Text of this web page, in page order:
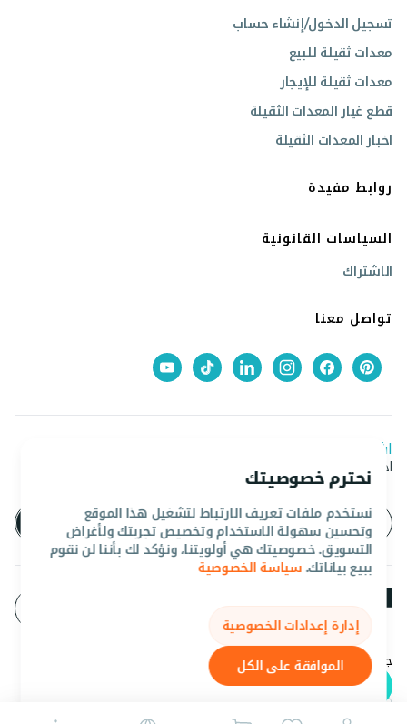
نحترم خصوصيتك
نستخدم ملفات تعريف الارتباط لتشغيل هذا الموقع
وتحسين سهولة الاستخدام وتخصيص تجربتك ولأغراض
التسويق. خصوصيتك هي أولويتنا، ونؤكد لك بأننا لن نقوم
ببيع بياناتك. سياسة الخصوصية
إدارة إعدادات الخصوصية
الموافقة على الكل
تسجيل الدخول/إنشاء حساب
معدات ثقيلة للبيع
معدات ثقيلة للإيجار
قطع غيار المعدات الثقيلة
اخبار المعدات الثقيلة
روابط مفيدة
السياسات القانونية
الاشتراك
تواصل معنا
اشترك في نشرتنا الإخبارية
احصل على آخر العروض والأخبار من المروان
جميع الحقوق محفوظه المروان 2026©.